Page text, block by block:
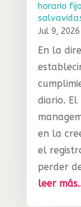
horario
Jul 9, 2026
En la
diario.
en la
el
perder
leer